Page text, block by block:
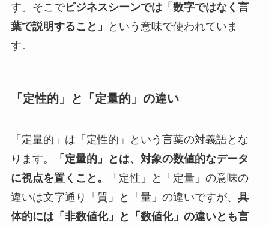
す。そこでビジネスシーンでは「数字ではなく言
葉で説明すること」
という意味で使われていま
す。
「定性的」と「定量的」の違い
「定量的」は「定性的」という言葉の対義語とな
ります。
「定量的」とは、対象の数値的なデータ
に視点を置くこと。
「定性」と「定量」の意味の
違いは文字通り「質」と「量」の違いですが、 具
体的には「非数値化」と「数値化」の違いとも言